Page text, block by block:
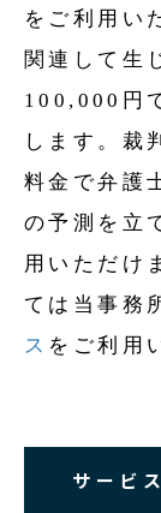
をご利用い
関連して生
100,000円
します。裁
料金で弁護
の予測を立
用いただけ
ては当事務
ス をご利用
サービ